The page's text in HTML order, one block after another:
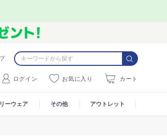
ログイン お気に入り カート
ーウェア その他 アウトレット